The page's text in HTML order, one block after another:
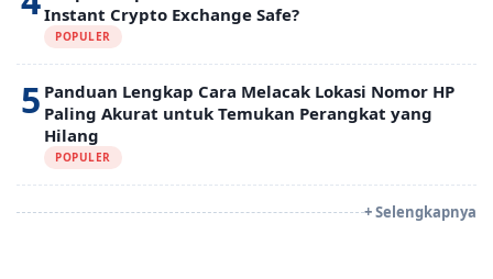
Instant Crypto Exchange Safe?
POPULER
5 Panduan Lengkap Cara Melacak Lokasi Nomor HP
Paling Akurat untuk Temukan Perangkat yang
Hilang
POPULER
+ Selengkapnya